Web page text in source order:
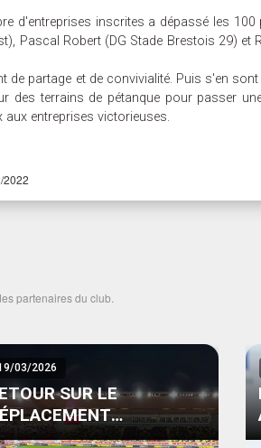
d'entreprises inscrites a dépassé les
Pascal Robert (DG Stade Brestois 29) et
partage et de convivialité. Puis s'en
terrains de pétanque pour passer
entreprises victorieuses.
2022
partenaires du club.
03/2026
SUR LE
À MONACO